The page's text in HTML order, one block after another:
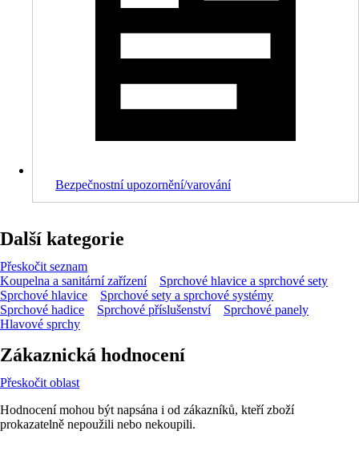
Bezpečnostní upozornění/varování
Další kategorie
Přeskočit seznam
Koupelna a sanitární zařízení
Sprchové hlavice a sprchové sety
Sprchové hlavice
Sprchové sety a sprchové systémy
Sprchové hadice
Sprchové příslušenství
Sprchové panely
Hlavové sprchy
Zákaznická hodnocení
Přeskočit oblast
Hodnocení mohou být napsána i od zákazníků, kteří zboží
prokazatelně nepoužili nebo nekoupili.